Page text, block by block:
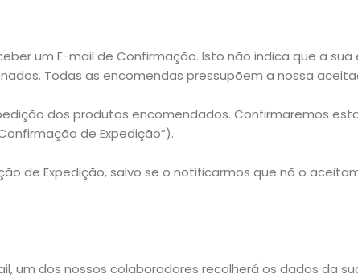
um E-mail de Confirmação. Isto não indica que a
Todas as encomendas pressupõem a nossa
dos produtos encomendados. Confirmaremos
de Expedição”).
de Expedição, salvo se o notificarmos que nã o
um dos nossos colaboradores recolherá os dados da